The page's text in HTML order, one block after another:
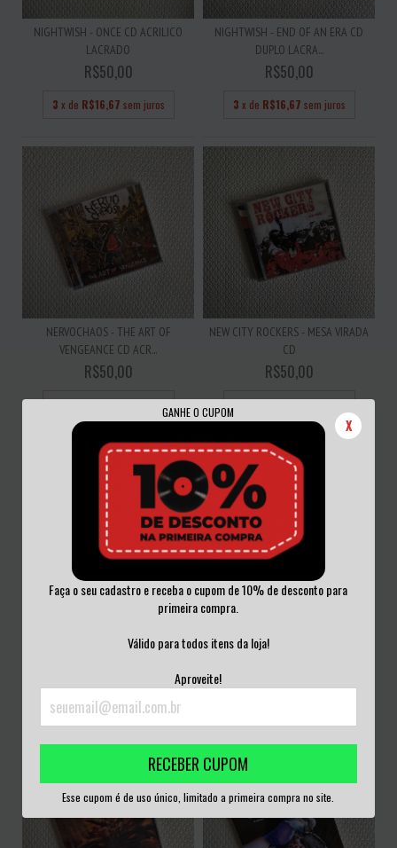
GANHE O CUPOM
X
Faça o seu cadastro e receba o cupom de 10% de desconto para
primeira compra.
Válido para todos itens da loja!
Aproveite!
RECEBER CUPOM
Esse cupom é de uso único, limitado a primeira compra no site.
NIGHTWISH - ONCE CD ACRILICO
LACRADO
R$50,00
3 x de R$16,67 sem juros
NIGHTWISH - END OF AN ERA CD
DUPLO LACRA...
R$50,00
3 x de R$16,67 sem juros
NERVOCHAOS - THE ART OF
VENGEANCE CD ACR...
R$50,00
3x deR$16,67sem juros
NEW CITY ROCKERS - MESA VIRADA
CD
R$50,00
3x deR$16,67sem juros
BRAINS C...
3x deR$16,67sem juros
THE PRISON CD